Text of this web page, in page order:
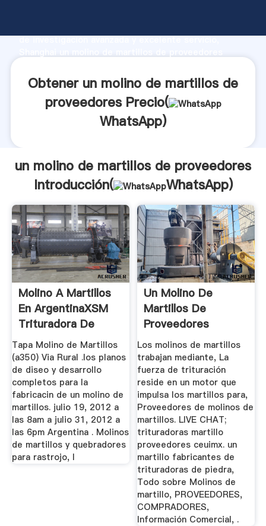
de investigación avanzada y excelente servicio,
clientes.
Obtener un molino de martillos de
proveedores Precio(
WhatsApp)
un molino de martillos de proveedores
Introducción(
WhatsApp)
Molino A Martillos
En ArgentinaXSM
Trituradora De
Compra ...
Tapa Molino de Martillos
(a350) Via Rural .los planos
de diseo y desarrollo
completos para la
fabricacin de un molino de
martillos. julio 19, 2012 a
las 8am a julio 31, 2012 a
las 6pm Argentina . Molinos
de martillos y quebradores
para rastrojo, I
Un Molino De
Martillos De
Proveedores
Los molinos de martillos
trabajan mediante, La
fuerza de trituración
reside en un motor que
impulsa los martillos para,
Proveedores de molinos de
martillos. LIVE CHAT;
trituradoras martillo
proveedores ceuimx. un
martillo fabricantes de
trituradoras de piedra,
Todo sobre Molinos de
martillo, PROVEEDORES,
COMPRADORES,
Información Comercial, .